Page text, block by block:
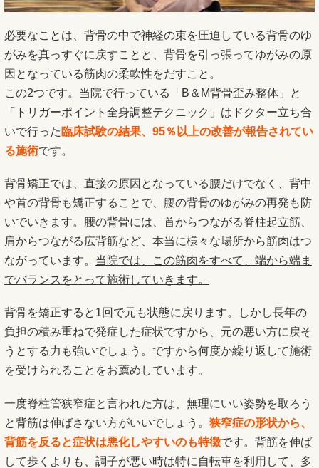
必要なことは、背骨の中で神経の束を圧迫している背骨のゆ
がみを真っすぐに戻すことと、背骨を引っ張ってゆがみの原
因となっている筋肉の柔軟性をだすこと。
この2つです。当院で行っている「B＆M背骨歪み整体」と
「トリガーポイント全身調整テクニック」はドクター立ち合
いで行った 臨床試験の結果、95％以上の改善が報告されてい
る施術です。
背骨矯正では、直接の原因となっている腰だけでなく、背中
や首の背骨も矯正することで、腰の背骨のゆがみの再発も防
いでいきます。腰の背骨には、首からつながる脊柱起立筋、
肩からつながる広背筋など、本当に様々な場所から筋肉はつ
ながっています。 当院では、この筋肉をすべて、端から端ま
でバランスをとって施術していきます。
背骨を矯正すると1回で元も状態に戻ります。しかし長年の
負担の積み重ねで発症した症状ですから、元の悪い方に戻そ
うとする力も強いでしょう。ですから何度か繰り返して施術
を受けられることをお薦めしています。
一度脊柱管狭窄症と言われた方は、無理にいい姿勢を取ろう
と背筋は伸ばさない方がいいでしょう。 狭窄症の形状から、
背筋を反ると症状は悪化しやすいのも特徴です。背筋を伸ば
して歩くよりも、調子が悪い時は特に自転車を利用して、多